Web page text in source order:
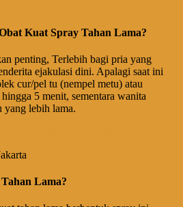
Kuat Spray Tahan Lama?
penting, Terlebih bagi pria yang
ejakulasi dini. Apalagi saat ini
cur/pel tu (nempel metu) atau
5 menit, sementara wanita
yang lebih lama.
Lama?